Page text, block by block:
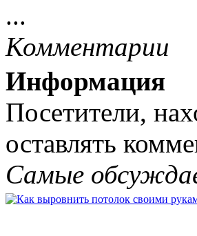
...
Комментарии
Информация
Посетители,
оставлять
Самые